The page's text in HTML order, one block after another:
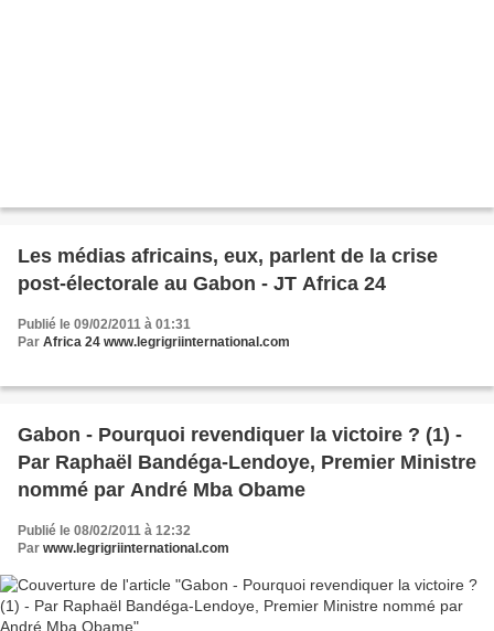
Les médias africains, eux, parlent de la crise
post-électorale au Gabon - JT Africa 24
Publié le 09/02/2011 à 01:31
Par Africa 24 www.legrigriinternational.com
Gabon - Pourquoi revendiquer la victoire ? (1) -
Par Raphaël Bandéga-Lendoye, Premier Ministre
nommé par André Mba Obame
Publié le 08/02/2011 à 12:32
Par www.legrigriinternational.com